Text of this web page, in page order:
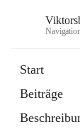
Navigation
Start
Beiträge
1